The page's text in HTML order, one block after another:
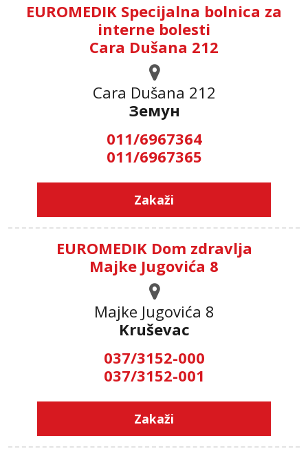
EUROMEDIK Specijalna bolnica za
interne bolesti
Cara Dušana 212
Cara Dušana 212
Земун
011/6967364
011/6967365
Zakaži
EUROMEDIK Dom zdravlja
Majke Jugovića 8
Majke Jugovića 8
Kruševac
037/3152-000
037/3152-001
Zakaži